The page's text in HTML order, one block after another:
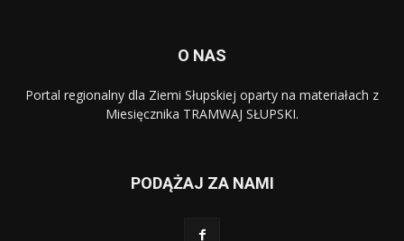
O NAS
Portal regionalny dla Ziemi Słupskiej oparty na materiałach z
Miesięcznika TRAMWAJ SŁUPSKI.
PODĄŻAJ ZA NAMI